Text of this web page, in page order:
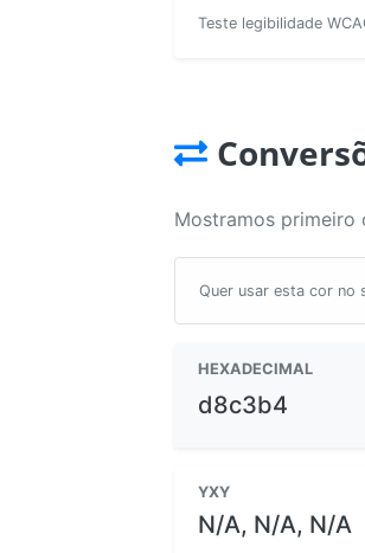
Teste legibilidade
Mostramos primeiro
Quer usar esta cor no
HEXADECIMAL
d8c3b4
YXY
N/A, N/A, N/A